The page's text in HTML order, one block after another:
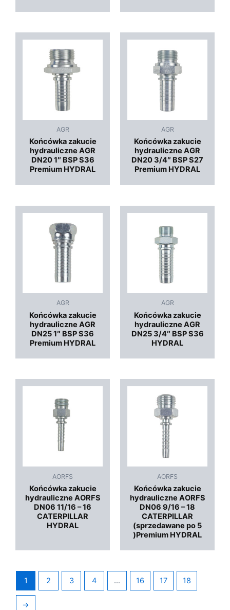
AGR
Końcówka zakucie
hydrauliczne AGR
DN20 1″ BSP S36
Premium HYDRAL
AGR
Końcówka zakucie
hydrauliczne AGR
DN20 3/4″ BSP S27
Premium HYDRAL
AGR
Końcówka zakucie
hydrauliczne AGR
DN25 1″ BSP S36
Premium HYDRAL
AGR
Końcówka zakucie
hydrauliczne AGR
DN25 3/4″ BSP S36
HYDRAL
AORFS
Końcówka zakucie
hydrauliczne AORFS
DN06 11/16 – 16
CATERPILLAR
HYDRAL
AORFS
Końcówka zakucie
hydrauliczne AORFS
DN06 9/16 – 18
CATERPILLAR
(sprzedawane po 5
)Premium HYDRAL
1 2 3 4 … 16 17 18
→